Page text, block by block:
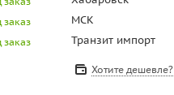
заказ
заказ
МСК
Транзит импорт
Хотите дешевле?